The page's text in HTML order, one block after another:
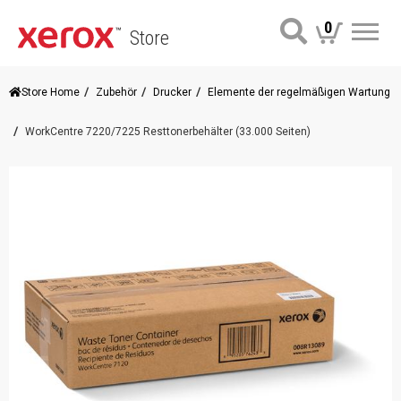
Store 0
Store Home Zubehör Drucker Elemente der regelmäßigen Wartung
WorkCentre 7220/7225 Resttonerbehälter (33.000 Seiten)